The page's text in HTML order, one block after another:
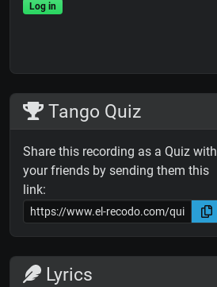
Log in
Tango Quiz
Share this recording as a Quiz with
your friends by sending them this
link:
Lyrics